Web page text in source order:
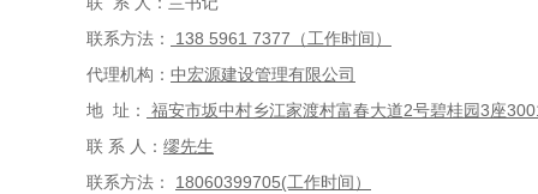
联系方法：
138 5961 7377 （工作时间）
代理机构： 中宏源建设管理有限公司
地 址： 福安市坂中村乡江家渡村富春大道2号碧桂园3座
联 系 人： 缪先生
联系方法：
18060399705(工作时间）